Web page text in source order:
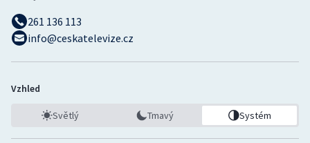
261 136 113
info@ceskatelevize.cz
Vzhled
Světlý Tmavý Systém